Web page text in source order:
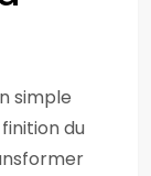
simple
du